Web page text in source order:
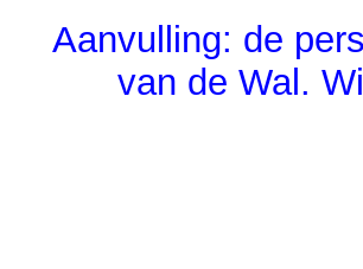
Aanvulling: de
van de Wal.